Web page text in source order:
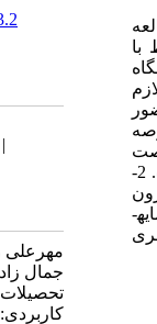
|
مهرعلی
جمال
با
تنوع‌گرایی در عرصه
جدید و متنوعی برای ارائه خدمات آموزش عالی مهارتی در کشور ایران فراهم ساخته است که دارای پشتوانه بین‌المللی، تجربی و مهارتی است. 2-
دانشگاهی (تبیین مبانی نظری، اجرای آیین‌نامه‌ها، مدیریت و نظارت بر اجرا و ارزیابی) را به‌خوبی فراهم نماید. 3- در صورت سیاست­گذاری و سرمایه­